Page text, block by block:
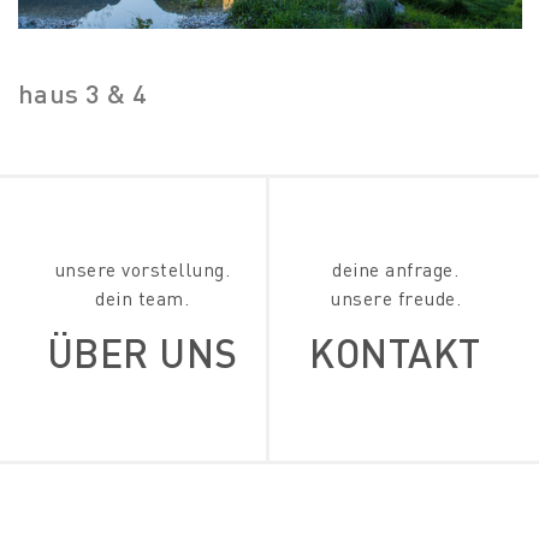
haus 3 & 4
unsere vorstellung.
dein team.
ÜBER UNS
deine anfrage.
unsere freude.
KONTAKT